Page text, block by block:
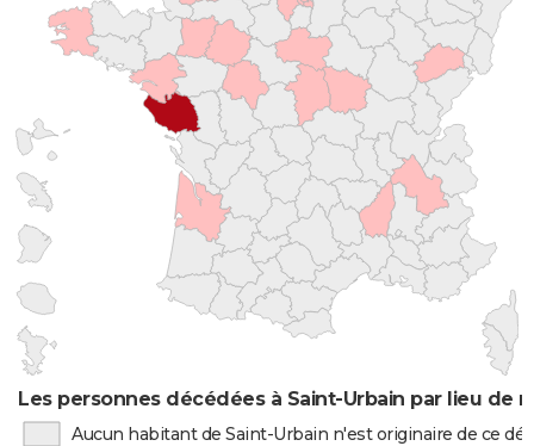
Les personnes décédées à Saint-Urbain par lieu de
Aucun habitant de Saint-Urbain n'est originaire de ce